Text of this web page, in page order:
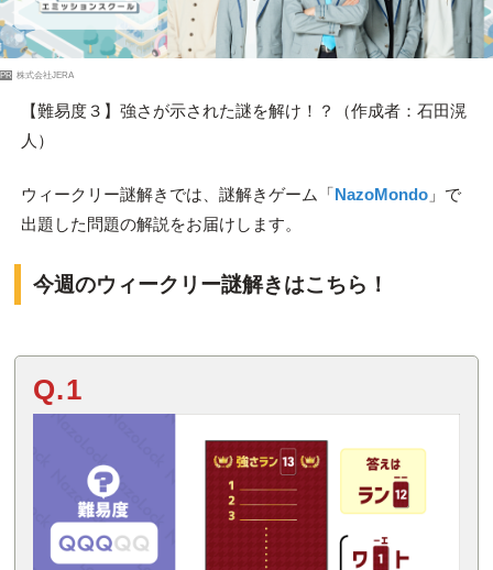
PR 株式会社JERA
【難易度３】強さが示された謎を解け！？（作成者：石田滉
人）
ウィークリー謎解きでは、謎解きゲーム「 NazoMondo」で
出題した問題の解説をお届けします。
今週のウィークリー謎解きはこちら！
Q.1